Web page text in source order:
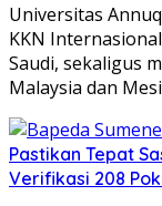
Universitas
KKN
Saudi, sekaligus
Malaysia dan
Pastikan Tepat
Verifikasi 208